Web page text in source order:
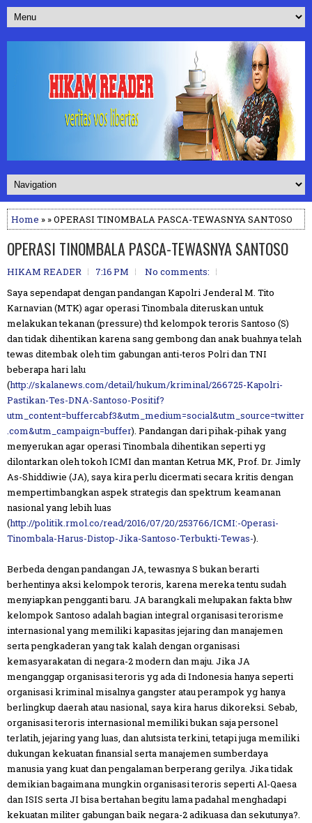
Home » » OPERASI TINOMBALA PASCA-TEWASNYA SANTOSO
OPERASI TINOMBALA PASCA-TEWASNYA SANTOSO
HIKAM READER 7:16 PM
No comments:
Saya sependapat dengan pandangan Kapolri Jenderal M. Tito
Karnavian (MTK) agar operasi Tinombala diteruskan untuk
melakukan tekanan (pressure) thd kelompok teroris Santoso (S)
dan tidak dihentikan karena sang gembong dan anak buahnya telah
tewas ditembak oleh tim gabungan anti-teros Polri dan TNI
beberapa hari lalu
(http://skalanews.com/detail/hukum/kriminal/266725-Kapolri-
Pastikan-Tes-DNA-Santoso-Positif?
utm_content=buffercabf3&utm_medium=social&utm_source=twitter
.com&utm_campaign=buffer). Pandangan dari pihak-pihak yang
menyerukan agar operasi Tinombala dihentikan seperti yg
dilontarkan oleh tokoh ICMI dan mantan Ketrua MK, Prof. Dr. Jimly
As-Shiddiwie (JA), saya kira perlu dicermati secara kritis dengan
mempertimbangkan aspek strategis dan spektrum keamanan
nasional yang lebih luas
(http://politik.rmol.co/read/2016/07/20/253766/ICMI:-Operasi-
Tinombala-Harus-Distop-Jika-Santoso-Terbukti-Tewas-).
Berbeda dengan pandangan JA, tewasnya S bukan berarti
berhentinya aksi kelompok teroris, karena mereka tentu sudah
menyiapkan pengganti baru. JA barangkali melupakan fakta bhw
kelompok Santoso adalah bagian integral organisasi terorisme
internasional yang memiliki kapasitas jejaring dan manajemen
serta pengkaderan yang tak kalah dengan organisasi
kemasyarakatan di negara-2 modern dan maju. Jika JA
menganggap organisasi teroris yg ada di Indonesia hanya seperti
organisasi kriminal misalnya gangster atau perampok yg hanya
berlingkup daerah atau nasional, saya kira harus dikoreksi. Sebab,
organisasi teroris internasional memiliki bukan saja personel
terlatih, jejaring yang luas, dan alutsista terkini, tetapi juga memiliki
dukungan kekuatan finansial serta manajemen sumberdaya
manusia yang kuat dan pengalaman berperang gerilya. Jika tidak
demikian bagaimana mungkin organisasi teroris seperti Al-Qaesa
dan ISIS serta JI bisa bertahan begitu lama padahal menghadapi
kekuatan militer gabungan baik negara-2 adikuasa dan sekutunya?.